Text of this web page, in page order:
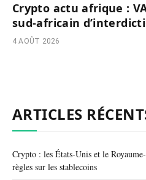
Crypto actu afrique :
sud-africain
4 AOÛT 2026
ARTICLES
Crypto : les États-Unis et le
règles sur les stablecoins